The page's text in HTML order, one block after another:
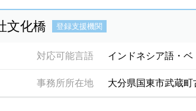
文化橋 登録支援機関
対応可能言語 インドネシア語・
事務所所在地 大分県国東市武蔵町